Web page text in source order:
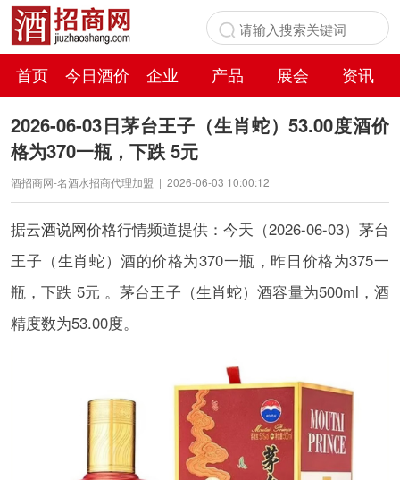
首页 今日酒价 企业 产品 展会
资讯
百科
2026-06-03日茅台王子（生肖蛇）53.00度酒价
格为370一瓶，下跌 5元
酒招商网-名酒水招商代理加盟 | 2026-06-03 10:00:12
据云酒说网价格行情频道提供：今天（2026-06-03）茅台
王子（生肖蛇）酒的价格为370一瓶，昨日价格为375一
瓶，下跌 5元 。茅台王子（生肖蛇）酒容量为500ml，酒
精度数为53.00度。